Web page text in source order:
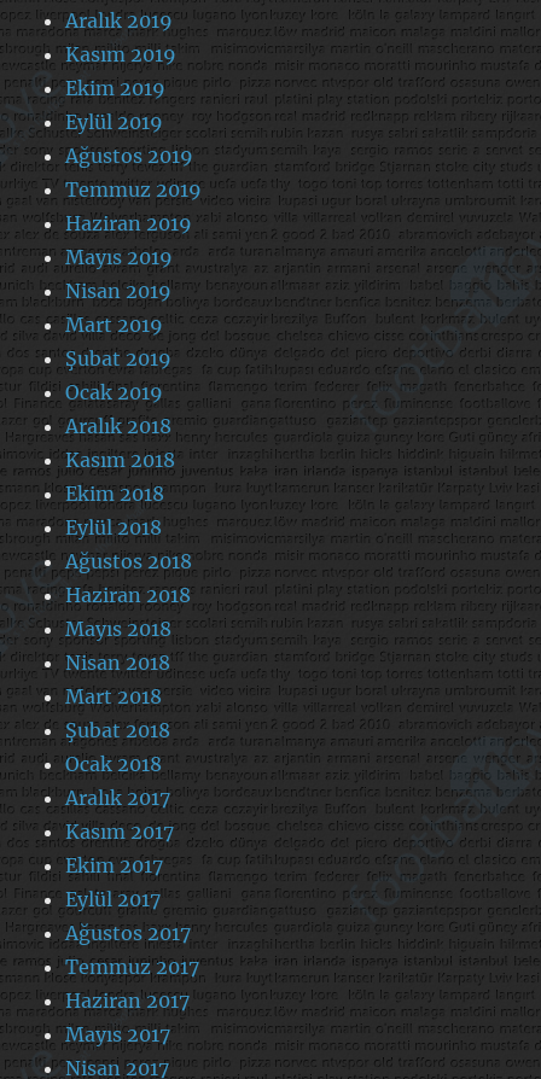
Aralık 2019
Kasım 2019
Ekim 2019
Eylül 2019
Ağustos 2019
Temmuz 2019
Haziran 2019
Mayıs 2019
Nisan 2019
Mart 2019
Şubat 2019
Ocak 2019
Aralık 2018
Kasım 2018
Ekim 2018
Eylül 2018
Ağustos 2018
Haziran 2018
Mayıs 2018
Nisan 2018
Mart 2018
Şubat 2018
Ocak 2018
Aralık 2017
Kasım 2017
Ekim 2017
Eylül 2017
Ağustos 2017
Temmuz 2017
Haziran 2017
Mayıs 2017
Nisan 2017